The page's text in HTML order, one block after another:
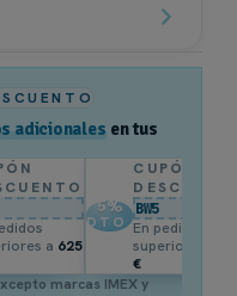
adicionales en tus
a 625
5%
DTO.
CUPÓN
BW5
En pedidos
superiores a
€
marcas IMEX y